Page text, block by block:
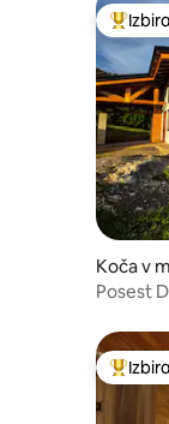
Koča v
Posest